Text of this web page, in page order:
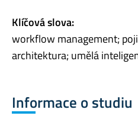
Klíčová slova:
workflow management;
architektura; umělá
Informace o studiu